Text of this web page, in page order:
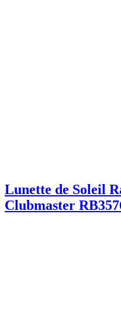
Lunette de Soleil
Clubmaster